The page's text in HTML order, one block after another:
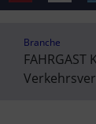
Branche
FAHRGAST